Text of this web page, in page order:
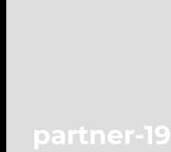
partner-19